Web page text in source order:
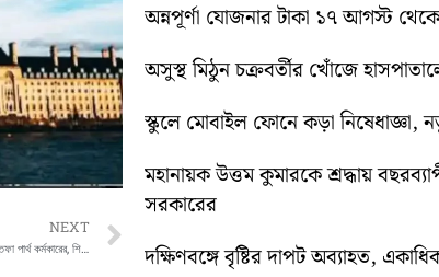
NEXT
উচ্চ মাধ্যমিক শিক্ষা সংসদের সভাপতির পদে ইস্তফা পার্থ কর্মকারের, শিক্ষা দফতরে জমা দিলেন পদত্যাগপত্র Next
অন্নপূর্ণা যোজনার টাকা ১৭ আগস্ট
অসুস্থ মিঠুন চক্রবর্তীর খোঁজে
স্কুলে মোবাইল ফোনে কড়া নিষেধাজ্ঞা,
মহানায়ক উত্তম কুমারকে শ্রদ্ধায়
সরকারের
দক্ষিণবঙ্গে বৃষ্টির দাপট অব্যাহত,